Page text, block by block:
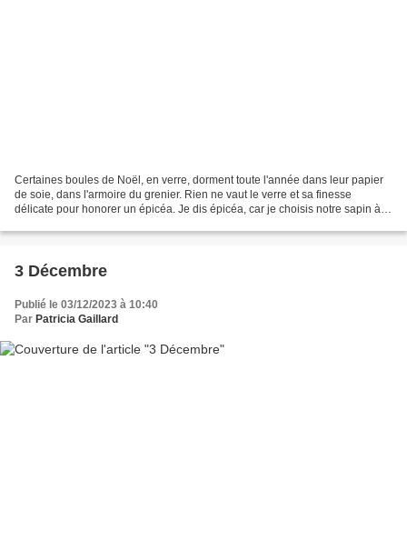
Certaines boules de Noël, en verre, dorment toute l'année dans leur papier
de soie, dans l'armoire du grenier. Rien ne vaut le verre et sa finesse
délicate pour honorer un épicéa. Je dis épicéa, car je choisis notre sapin à
3 Décembre
Publié le 03/12/2023 à 10:40
Par Patricia Gaillard